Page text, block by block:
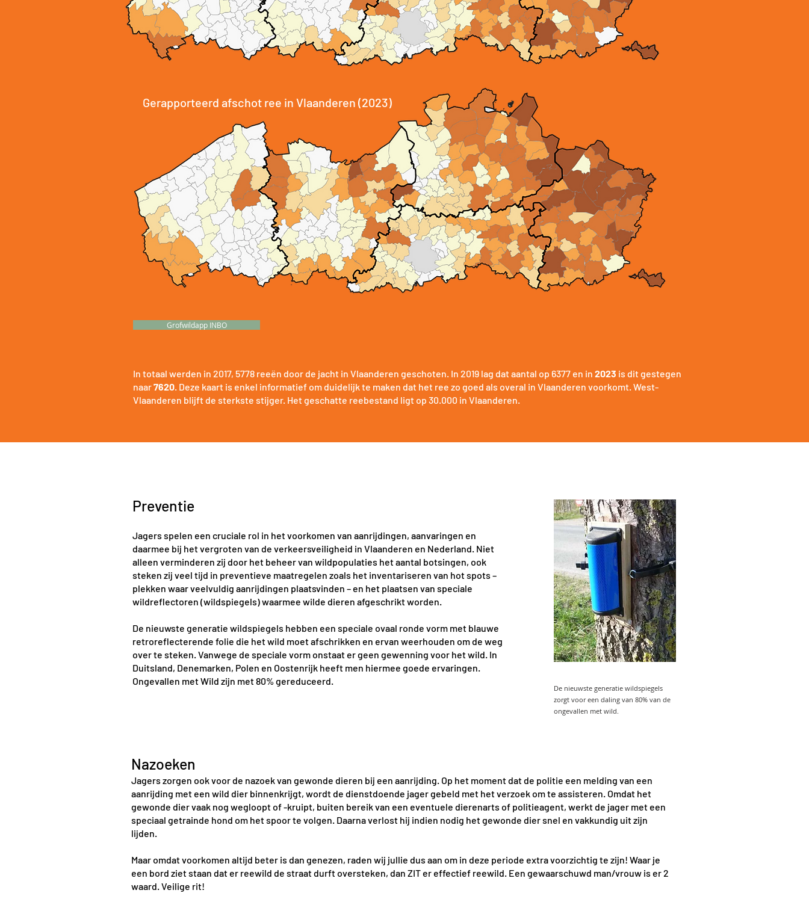
Gerapporteerd afschot ree in Vlaanderen (2023)
Grofwildapp INBO
In totaal werden in 2017, 5778 reeën door de jacht in Vlaanderen geschoten. In 2019 lag dat aantal op 6377 en in 2023 is dit gestegen
naar7620. Deze kaart is enkel informatief om duidelijk te maken dat het ree zo goed als overal in Vlaanderen voorkomt. West-
Vlaanderen blijft de sterkste stijger. Het geschatte reebestand ligt op 30.000 in Vlaanderen.
Preventie
Jagers spelen een cruciale rol in het voorkomen van aanrijdingen, aanvaringen en
daarmee bij het vergroten van de verkeersveiligheid in Vlaanderen en Nederland. Niet
alleen verminderen zij door het beheer van wildpopulaties het aantal botsingen, ook
steken zij veel tijd in preventieve maatregelen zoals het inventariseren van hot spots –
plekken waar veelvuldig aanrijdingen plaatsvinden – en het plaatsen van speciale
wildreflectoren (wildspiegels) waarmee wilde dieren afgeschrikt worden.
De nieuwste generatie wildspiegels hebben een speciale ovaal ronde vorm met blauwe
retroreflecterende folie die het wild moet afschrikken en ervan weerhouden om de weg
over te steken. Vanwege de speciale vorm onstaat er geen gewenning voor het wild. In
Duitsland, Denemarken, Polen en Oostenrijk heeft men hiermee goede ervaringen.
Ongevallen met Wild zijn met 80% gereduceerd.
De nieuwste generatie wildspiegels
zorgt voor een daling van 80% van de
ongevallen met wild.
Nazoeken
Jagers zorgen ook voor de nazoek van gewonde dieren bij een aanrijding. Op het moment dat de politie een melding van een
aanrijding met een wild dier binnenkrijgt, wordt de dienstdoende jager gebeld met het verzoek om te assisteren. Omdat het
gewonde dier vaak nog wegloopt of -kruipt, buiten bereik van een eventuele dierenarts of politieagent, werkt de jager met een
speciaal getrainde hond om het spoor te volgen. Daarna verlost hij indien nodig het gewonde dier snel en vakkundig uit zijn
lijden.
Maar omdat voorkomen altijd beter is dan genezen, raden wij jullie dus aan om in deze periode extra voorzichtig te zijn! Waar je
een bord ziet staan dat er reewild de straat durft oversteken, dan ZIT er effectief reewild. Een gewaarschuwd man/vrouw is er 2
waard. Veilige rit!